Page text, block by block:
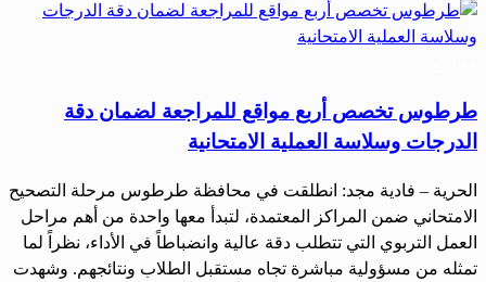
طرطوس تخصص أربع مواقع للمراجعة لضمان دقة
الدرجات وسلاسة العملية الامتحانية
الحرية – فادية مجد: انطلقت في محافظة طرطوس مرحلة التصحيح
الامتحاني ضمن المراكز المعتمدة، لتبدأ معها واحدة من أهم مراحل
العمل التربوي التي تتطلب دقة عالية وانضباطاً في الأداء، نظراً لما
تمثله من مسؤولية مباشرة تجاه مستقبل الطلاب ونتائجهم. وشهدت